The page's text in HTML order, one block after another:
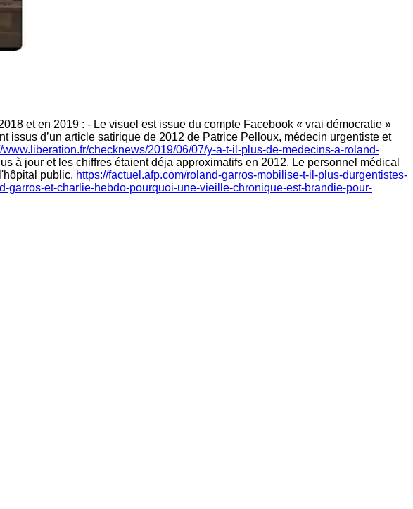
et en 2019 : - Le visuel est issue du compte Facebook « vrai démocratie »
issus d’un article satirique de 2012 de Patrice Pelloux, médecin urgentiste et
www.liberation.fr/checknews/2019/06/07/y-a-t-il-plus-de-medecins-a-roland-
à jour et les chiffres étaient déja approximatifs en 2012. Le personnel médical
public. https://factuel.afp.com/roland-garros-mobilise-t-il-plus-durgentistes-
garros-et-charlie-hebdo-pourquoi-une-vieille-chronique-est-brandie-pour-